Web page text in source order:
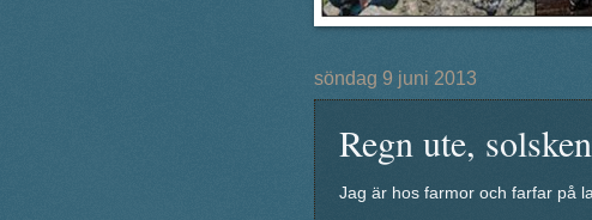
söndag 9 juni 2013
Regn ute,
Jag är hos farmor och farfar på